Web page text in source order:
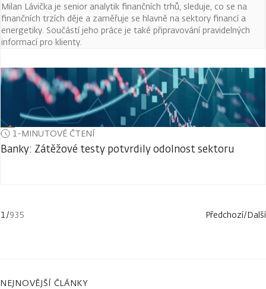
Milan Lávička je senior analytik finančních trhů, sleduje, co se na
finančních trzích děje a zaměřuje se hlavně na sektory financí a
energetiky. Součástí jeho práce je také připravování pravidelných
informací pro klienty.
1-MINUTOVÉ ČTENÍ
Banky: Zátěžové testy potvrdily odolnost sektoru
1/935 Předchozí/Další
NEJNOVĚJŠÍ ČLÁNKY